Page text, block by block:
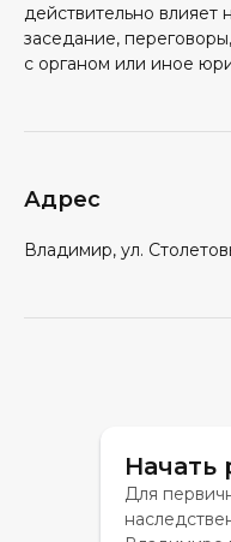
действительно влияет
заседание,
с органом или иное
Адрес
Владимир, ул.
Начать
Для